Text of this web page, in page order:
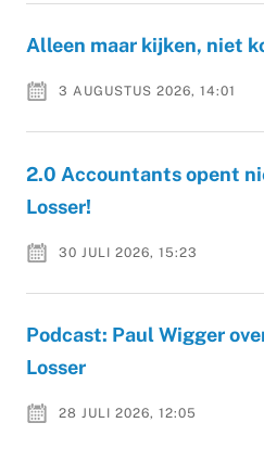
Alleen maar kijken, niet
3 AUGUSTUS 2026, 14:01
2.0 Accountants opent
Losser!
30 JULI 2026, 15:23
Podcast: Paul Wigger
Losser
28 JULI 2026, 12:05